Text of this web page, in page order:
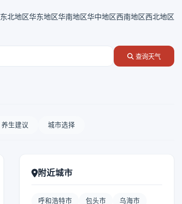
东北地区华东地区华南地区华中地区西南地区西北地区
查询天气
养生建议 城市选择
附近城市
呼和浩特市 包头市 乌海市